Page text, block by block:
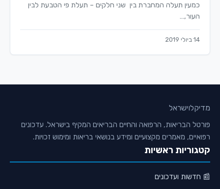
כמעין תעלה המחברת בין שני חלקים – תעלת פי הטבעת לבין
העור,…
14 ביולי 2019
מדיקלוישראל
פורטל הבריאות, הרפואה והחיים הבריאים המקיף בישראל. עדכונים
רפואיים, מאמרים מקצועיים ומידע בנושאי בריאות ומימוש זכויות.
קטגוריות ראשיות
📰 חדשות ועדכונים